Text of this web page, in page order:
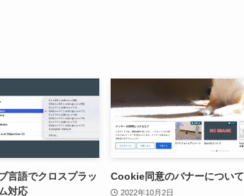
言語でクロスプラッ
対応
Cookie同意のバナーについて
2022年10月2日